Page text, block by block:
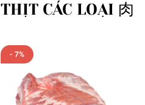
THỊT CÁC LOẠI 肉
- 7%